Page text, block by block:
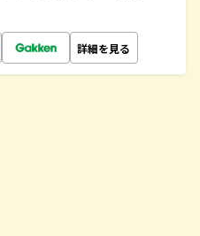
詳細を見る